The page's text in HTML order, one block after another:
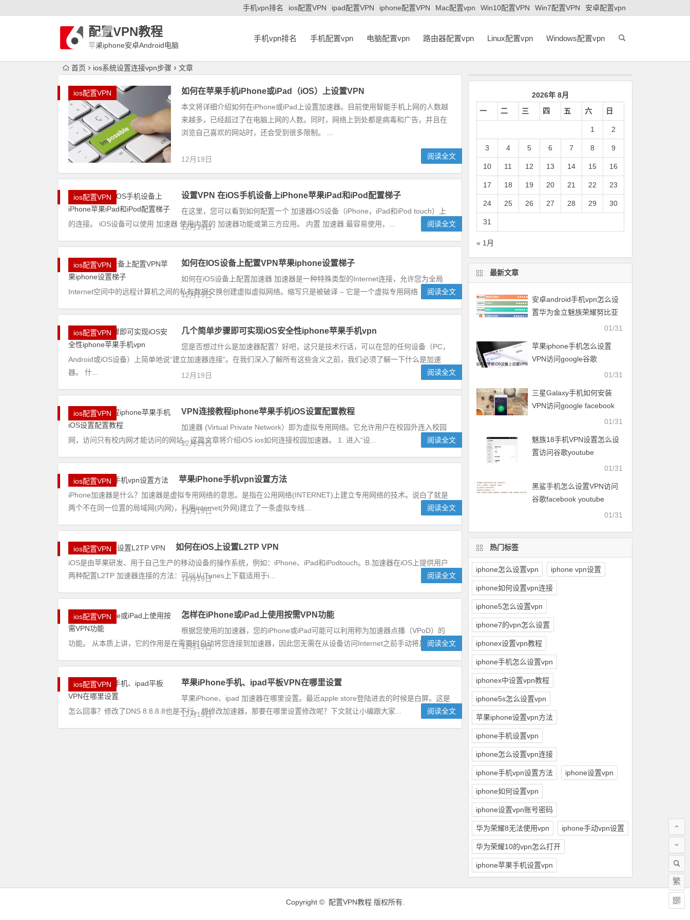
手机vpn排名 ios配置VPN ipad配置VPN iphone配置VPN Mac配置vpn Win10配置VPN Win7配置VPN 安卓配置vpn
配置VPN教程
苹果iphone安卓Android电脑
手机vpn排名 手机配置vpn 电脑配置vpn 路由器配置vpn Linux配置vpn Windows配置vpn
首页 ios系统设置连接vpn步骤 文章
ios配置VPN 如何在苹果手机iPhone或iPad（iOS）上设置VPN
本文将详细介绍如何在iPhone或iPad上设置加速器。目前使用智能手机上网的人数越
来越多，已经超过了在电脑上网的人数。同时，网络上到处都是病毒和广告，并且在
浏览自己喜欢的网站时，还会受到很多限制。 ...
12月19日 阅读全文
ios配置VPN 设置VPN 在iOS手机设备上iPhone苹果iPad和iPod配置梯子
在这里，您可以看到如何配置一个 加速器iOS设备（iPhone，iPad和iPod touch）上
的连接。 iOS设备可以使用 加速器 使用内置的 加速器功能或第三方应用。 内置 加速器 最容易使用，...
12月19日 阅读全文
ios配置VPN 如何在IOS设备上配置VPN苹果iphone设置梯子
如何在iOS设备上配置加速器 加速器是一种特殊类型的Internet连接，允许您为全局
Internet空间中的远程计算机之间的私有数据交换创建虚拟虚拟网络。缩写只是被破译 – 它是一个虚拟专用网络（虚...
12月19日 阅读全文
ios配置VPN 几个简单步骤即可实现iOS安全性iphone苹果手机vpn
您是否想过什么是加速器配置？好吧，这只是技术行话，可以在您的任何设备（PC，
Android或iOS设备）上简单地说“建立加速器连接”。在我们深入了解所有这些含义之前，我们必须了解一下什么是加速
器。 什...
12月19日 阅读全文
ios配置VPN VPN连接教程iphone苹果手机iOS设置配置教程
加速器 (Virtual Private Network）即为虚拟专用网络。它允许用户在校园外连入校园
网，访问只有校内网才能访问的网站，这篇文章将介绍iOS ios如何连接校园加速器。 1. 进入“设...
12月19日 阅读全文
ios配置VPN 苹果iPhone手机vpn设置方法
iPhone加速器是什么？加速器是虚拟专用网络的意思。是指在公用网络(INTERNET)上建立专用网络的技术。说白了就是
两个不在同一位置的局域网(内网)，利用internet(外网)建立了一条虚拟专线...
12月19日 阅读全文
ios配置VPN 如何在iOS上设置L2TP VPN
iOS是由苹果研发、用于自己生产的移动设备的操作系统，例如：iPhone、iPad和iPodtouch。B.加速器在iOS上提供用户
两种配置L2TP 加速器连接的方法：可以从iTunes上下载适用于i...
12月19日 阅读全文
ios配置VPN 怎样在iPhone或iPad上使用按需VPN功能
根据您使用的加速器，您的iPhone或iPad可能可以利用称为加速器点播（VPoD）的
功能。 从本质上讲，它的作用是在需要时自动将您连接到加速器，因此您无需在从设备访问Internet之前手动将其打开...
12月19日 阅读全文
ios配置VPN 苹果iPhone手机、ipad平板VPN在哪里设置
苹果iPhone、ipad 加速器在哪里设置。最近apple store登陆进去的时候是白屏。这是
怎么回事？修改了DNS 8.8.8.8也是不行。想修改加速器，那要在哪里设置修改呢？下文就让小编跟大家...
12月19日 阅读全文
2026年 8月
一
二 三 四 五 六 日
1 2
3 4 5 6 7 8 9
10 11 12 13 14 15 16
17 18 19 20 21 22 23
24 25 26 27 28 29 30
31
« 1月
最新文章
安卓android手机vpn怎么设
置华为金立魅族荣耀努比亚
一加vivo小米OPPO中兴联想
01/31
苹果iphone手机怎么设置
VPN访问google谷歌
01/31
三星Galaxy手机如何安装
VPN访问google facebook
01/31
魅族18手机VPN设置怎么设
置访问谷歌youtube
01/31
黑鲨手机怎么设置VPN访问
谷歌facebook youtube
01/31
热门标签
iphone怎么设置vpn iphone vpn设置
iphone如何设置vpn连接
iphone5怎么设置vpn
iphone7的vpn怎么设置
iphonex设置vpn教程
iphone手机怎么设置vpn
iphonex中设置vpn教程
iphone5s怎么设置vpn
苹果iphone设置vpn方法
iphone手机设置vpn
iphone怎么设置vpn连接
iphone手机vpn设置方法 iphone设置vpn
iphone如何设置vpn
iphone设置vpn账号密码
华为荣耀8无法使用vpn iphone手动vpn设置
华为荣耀10的vpn怎么打开
iphone苹果手机设置vpn
Copyright © 配置VPN教程版权所有.
繁